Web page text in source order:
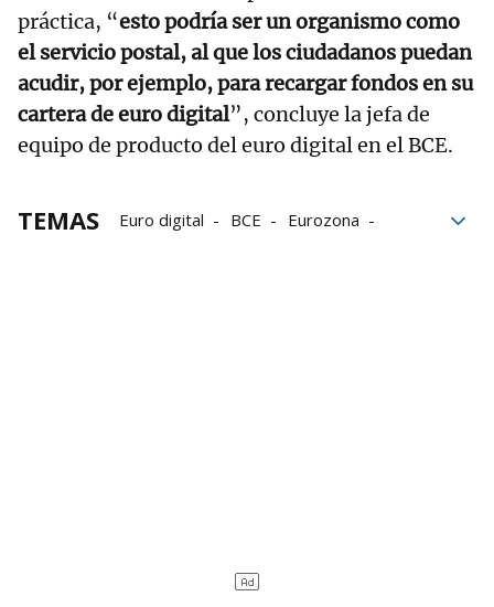
práctica, “esto podría ser un organismo como
el servicio postal, al que los ciudadanos puedan
acudir, por ejemplo, para recargar fondos en su
cartera de euro digital”, concluye la jefa de
equipo de producto del euro digital en el BCE.
TEMAS Euro digital BCE
Eurozona